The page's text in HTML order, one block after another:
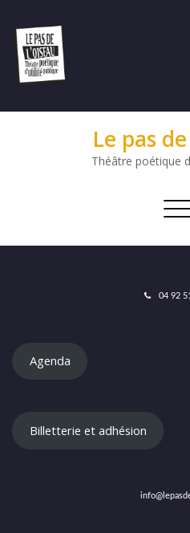
Le pas
Théâtre poétique
04 92
Agenda
Billetterie et adhésion